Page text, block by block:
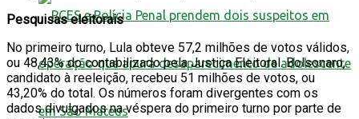
Pesquisas eleitorais
No primeiro turno, Lula obteve 57,2 milhões de votos válidos,
ou 48,43% do contabilizado pela Justiça Eleitoral. Bolsonaro,
candidato à reeleição, recebeu 51 milhões de votos, ou
43,20% do total. Os números foram divergentes com os
dados divulgados na véspera do primeiro turno por parte de